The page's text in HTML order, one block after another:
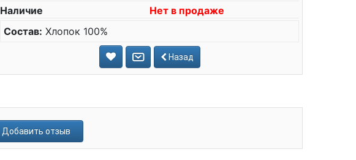
Наличие
Нет в продаже
Состав: Хлопок 100%
Назад
Добавить отзыв